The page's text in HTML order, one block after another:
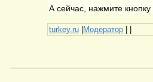
А сейчас, нажмите
turkey.ru |Модератор | |